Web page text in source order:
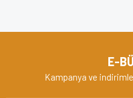
E-
Kampanya ve